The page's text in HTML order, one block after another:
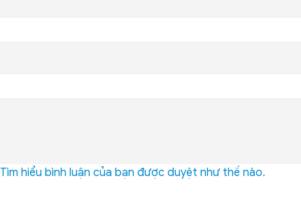
Tìm hiểu bình luận của bạn được duyệt như thế nào.